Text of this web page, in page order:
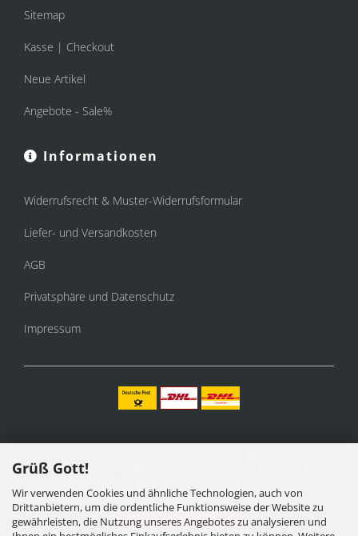
Grüß Gott!
Wir verwenden Cookies und ähnliche Technologien, auch von
Drittanbietern, um die ordentliche Funktionsweise der Website zu
gewährleisten, die Nutzung unseres Angebotes zu analysieren und
Sitemap
Kasse | Checkout
Neue Artikel
Angebote - Sale%
Informationen
Widerrufsrecht & Muster-Widerrufsformular
Liefer- und Versandkosten
AGB
Privatsphäre und Datenschutz
Impressum
Mehrwertsteuer, zzgl.
Vertrag widerrufen